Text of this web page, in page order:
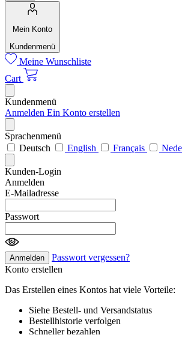
Mein Konto
Kundenmenü
Meine Wunschliste
Cart
Kundenmenü
Anmelden Ein Konto erstellen
Sprachenmenü
Deutsch
English Français
Kunden-Login
Anmelden
E-Mailadresse
Passwort
Anmelden
Passwort vergessen?
Konto erstellen
Das Erstellen eines Kontos hat viele Vorteile:
Siehe Bestell- und Versandstatus
Bestellhistorie verfolgen
Schneller bezahlen